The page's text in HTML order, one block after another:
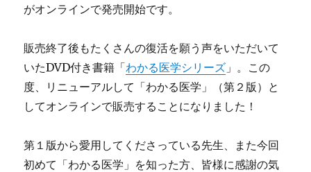
がオンラインで発売開始です。
販売終了後もたくさんの復活を願う声をいただいて
いたDVD付き書籍「わかる医学シリーズ 」。この
度、リニューアルして「わかる医学」（第２版）と
してオンラインで販売することになりました！
第１版から愛用してくださっている先生、また今回
初めて「わかる医学」を知った方、皆様に感謝の気